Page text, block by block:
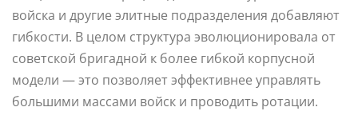
войска и другие элитные подразделения добавляют
гибкости. В целом структура эволюционировала от
советской бригадной к более гибкой корпусной
модели — это позволяет эффективнее управлять
большими массами войск и проводить ротации.